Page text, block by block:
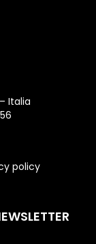
Italia
policy